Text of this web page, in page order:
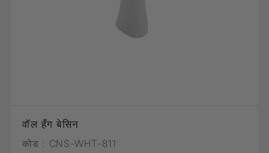
वॉल हँग बेसिन
कोड : CNS-WHT-811